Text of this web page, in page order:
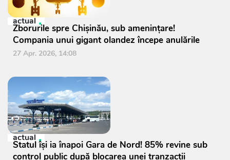
actual
Zborurile spre Chișinău, sub amenințare!
Compania unui gigant olandez începe anulările
27 Apr. 2026, 14:08
actual
Statul își ia înapoi Gara de Nord! 85% revine sub
control public după blocarea unei tranzacții